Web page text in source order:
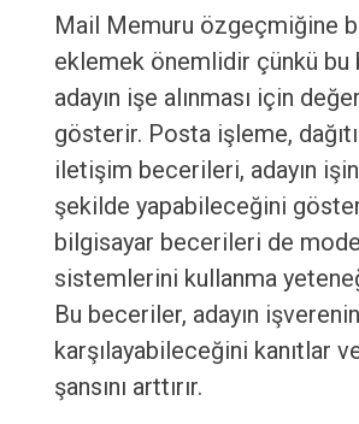
Mail Memuru özgeçmiğine
eklemek önemlidir çünkü bu
adayın işe alınması için
gösterir. Posta işleme,
iletişim becerileri, adayın
şekilde yapabileceğini
bilgisayar becerileri de
sistemlerini kullanma
Bu beceriler, adayın
karşılayabileceğini kanıtlar
şansını arttırır.